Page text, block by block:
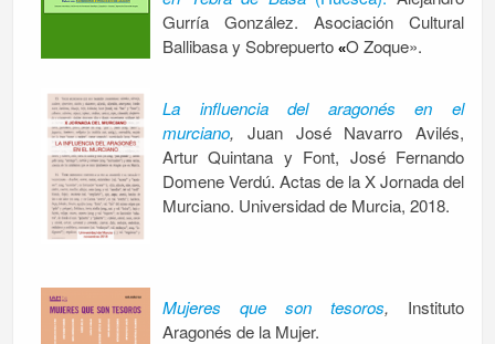
Gurría González. Asociación Cultural
Ballibasa y Sobrepuerto «O Zoque».
La influencia del aragonés en el
murciano, Juan José Navarro Avilés,
Artur Quintana y Font, José Fernando
Domene Verdú. Actas de la X Jornada del
Murciano. Universidad de Murcia, 2018.
Mujeres que son tesoros, Instituto
Aragonés de la Mujer.